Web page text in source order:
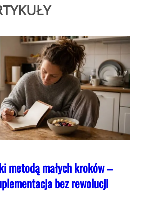
metodą małych kroków –
bez rewolucji